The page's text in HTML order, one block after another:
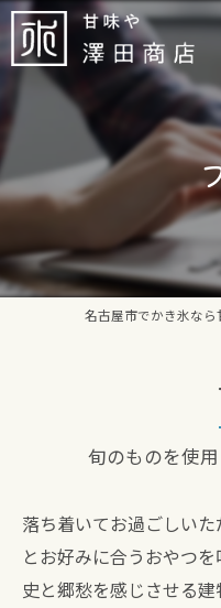
名古屋市でかき氷な
旬のものを使
落ち着いてお過ごしい
とお好みに合うおやつ
史と郷愁を感じさせる